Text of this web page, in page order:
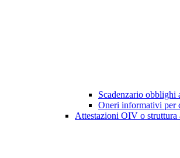
Scadenzario obblighi
Oneri informativi per
Attestazioni OIV o struttura